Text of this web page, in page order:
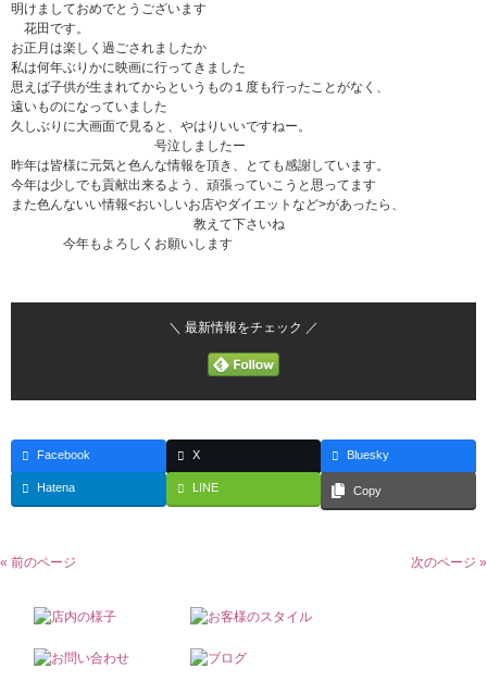
明けましておめでとうございます
花田です。
お正月は楽しく過ごされましたか
私は何年ぶりかに映画に行ってきました
思えば子供が生まれてからというもの１度も行ったことがなく、
遠いものになっていました
久しぶりに大画面で見ると、やはりいいですねー。
号泣しましたー
昨年は皆様に元気と色んな情報を頂き、とても感謝しています。
今年は少しでも貢献出来るよう、頑張っていこうと思ってます
また色んないい情報<おいしいお店やダイエットなど>があったら、
教えて下さいね
今年もよろしくお願いします
＼ 最新情報をチェック ／
Facebook X Bluesky
Hatena LINE Copy
« 前のページ 次のページ »